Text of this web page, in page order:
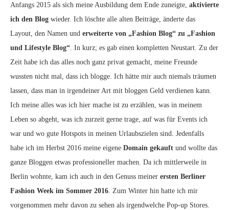
Anfangs 2015 als sich meine Ausbildung dem Ende zuneigte, aktivierte
ich den Blog wieder. Ich löschte alle alten Beiträge, änderte das
Layout, den Namen und erweiterte von „Fashion Blog“ zu „Fashion
und Lifestyle Blog“. In kurz; es gab einen kompletten Neustart. Zu der
Zeit habe ich das alles noch ganz privat gemacht, meine Freunde
wussten nicht mal, dass ich blogge. Ich hätte mir auch niemals träumen
lassen, dass man in irgendeiner Art mit bloggen Geld verdienen kann.
Ich meine alles was ich hier mache ist zu erzählen, was in meinem
Leben so abgeht, was ich zurzeit gerne trage, auf was für Events ich
war und wo gute Hotspots in meinen Urlaubszielen sind. Jedenfalls
habe ich im Herbst 2016 meine eigene Domain gekauft und wollte das
ganze Bloggen etwas professioneller machen. Da ich mittlerweile in
Berlin wohnte, kam ich auch in den Genuss meiner ersten Berliner
Fashion Week im Sommer 2016. Zum Winter hin hatte ich mir
vorgenommen mehr davon zu sehen als irgendwelche Pop-up Stores.